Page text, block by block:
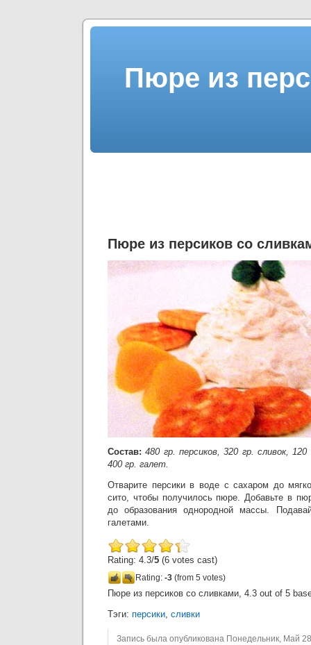
Пюре из
Пюре из персиков со
Состав:480 гр. персиков, 320 гр. сливок,
400 гр. галет.
Отварите персики в воде с сахаром до
сито, чтобы получилось пюре. Добавьте в
до образования однородной массы.
галетами.
Rating: 4.3/5 (6 votes cast)
Rating: -3 (from 5 votes)
Пюре из персиков со сливками, 4.3 out of 5
Тэги: персики, сливки
Запись была опубликована Понедельник, Май